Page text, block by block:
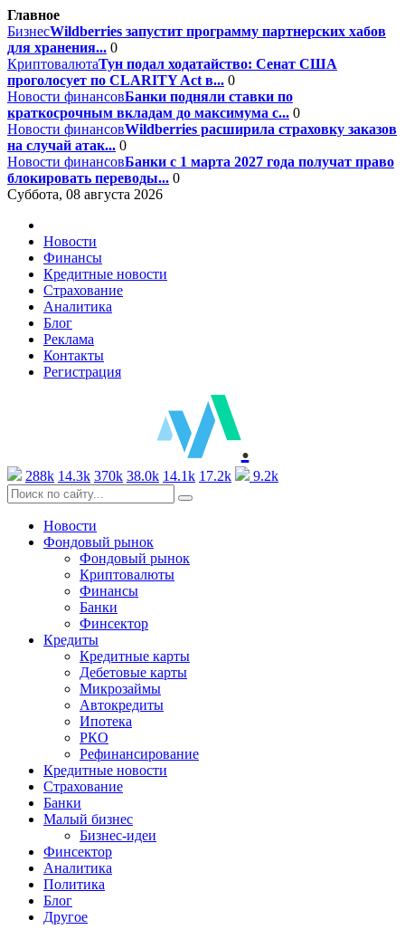
Главное
БизнесWildberries запустит программу партнерских хабов
для хранения... 0
КриптовалютаТун подал ходатайство: Сенат США
проголосует по CLARITY Act в... 0
Новости финансовБанки подняли ставки по
краткосрочным вкладам до максимума с... 0
Новости финансовWildberries расширила страховку заказов
на случай атак... 0
Новости финансовБанки с 1 марта 2027 года получат право
блокировать переводы... 0
Суббота, 08 августа 2026
Новости
Финансы
Кредитные новости
Страхование
Аналитика
Блог
Реклама
Контакты
Регистрация
.
288k 14.3k 370k 38.0k 14.1k 17.2k 9.2k
Новости
Фондовый рынок
Фондовый рынок
Криптовалюты
Финансы
Банки
Финсектор
Кредиты
Кредитные карты
Дебетовые карты
Микрозаймы
Автокредиты
Ипотека
РКО
Рефинансирование
Кредитные новости
Страхование
Банки
Малый бизнес
Бизнес-идеи
Финсектор
Аналитика
Политика
Блог
Другое